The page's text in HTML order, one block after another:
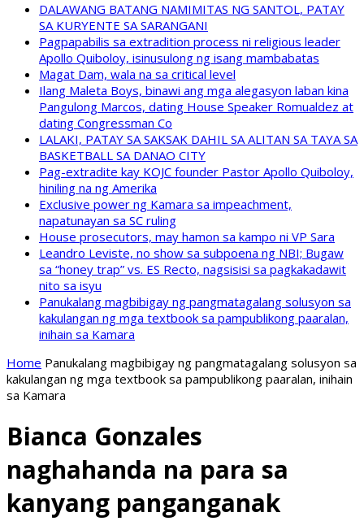
DALAWANG BATANG NAMIMITAS NG SANTOL, PATAY
SA KURYENTE SA SARANGANI
Pagpapabilis sa extradition process ni religious leader
Apollo Quiboloy, isinusulong ng isang mambabatas
Magat Dam, wala na sa critical level
Ilang Maleta Boys, binawi ang mga alegasyon laban kina
Pangulong Marcos, dating House Speaker Romualdez at
dating Congressman Co
LALAKI, PATAY SA SAKSAK DAHIL SA ALITAN SA TAYA SA
BASKETBALL SA DANAO CITY
Pag-extradite kay KOJC founder Pastor Apollo Quiboloy,
hiniling na ng Amerika
Exclusive power ng Kamara sa impeachment,
napatunayan sa SC ruling
House prosecutors, may hamon sa kampo ni VP Sara
Leandro Leviste, no show sa subpoena ng NBI; Bugaw
sa “honey trap” vs. ES Recto, nagsisisi sa pagkakadawit
nito sa isyu
Panukalang magbibigay ng pangmatagalang solusyon sa
kakulangan ng mga textbook sa pampublikong paaralan,
inihain sa Kamara
Home Panukalang magbibigay ng pangmatagalang solusyon sa
kakulangan ng mga textbook sa pampublikong paaralan, inihain
sa Kamara
Bianca Gonzales
naghahanda na para sa
kanyang panganganak